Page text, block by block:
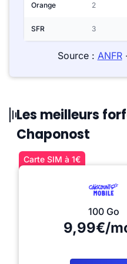
Orange 2
SFR 3
Source : ANFR
Les meilleurs
Chaponost
Carte SIM à 1€
100 Go
9,99€/